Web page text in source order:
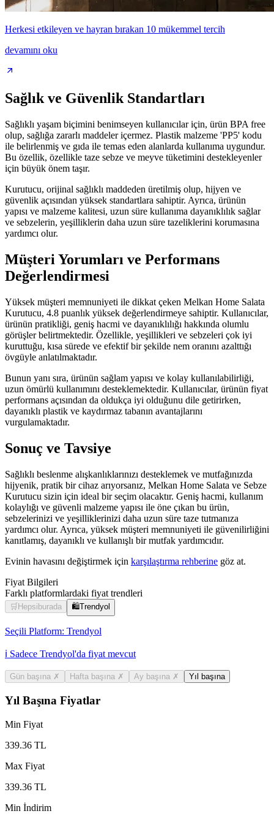
Herkesi etkileyen ve hayran bırakan 10 mükemmel tercih
devamını oku
Sağlık ve Güvenlik Standartları
Sağlıklı yaşam biçimini benimseyen kullanıcılar için, ürün BPA free
olup, sağlığa zararlı maddeler içermez. Plastik malzeme 'PP5' kodu
ile belirlenmiş ve gıda ile temas eden alanlarda kullanıma uygundur.
Bu özellik, özellikle taze sebze ve meyve tüketimini destekleyenler
için büyük önem taşır.
Kurutucu, orijinal sağlıklı maddeden üretilmiş olup, hijyen ve
güvenlik açısından yüksek standartlara sahiptir. Ayrıca, ürünün
yapısı ve malzeme kalitesi, uzun süre kullanıma dayanıklılık sağlar
ve sebzelerin, yeşilliklerin daha uzun süre tazeliklerini korumasına
yardımcı olur.
Müşteri Yorumları ve Performans
Değerlendirmesi
Yüksek müşteri memnuniyeti ile dikkat çeken Melkan Home Salata
Kurutucu, 4.8 puanlık yüksek değerlendirmeye sahiptir. Kullanıcılar,
ürünün pratikliği, geniş hacmi ve dayanıklılığı hakkında olumlu
görüşler belirtmektedir. Özellikle, yeşillikleri ve sebzeleri çok iyi
kuruttuğu, kısa sürede ve efektif bir şekilde nem oranını azalttığı
övgüyle anlatılmaktadır.
Bunun yanı sıra, ürünün sağlam yapısı ve kolay kullanılabilirliği,
uzun ömürlü kullanımını desteklemektedir. Kullanıcılar, ürünün fiyat
performans açısından da oldukça iyi olduğunu dile getirirken,
dayanıklı plastik ve kaydırmaz tabanın avantajlarını
vurgulamaktadır.
Sonuç ve Tavsiye
Sağlıklı beslenme alışkanlıklarınızı desteklemek ve mutfağınızda
hijyenik, pratik bir cihaz arıyorsanız, Melkan Home Salata ve Sebze
Kurutucu sizin için ideal bir seçim olacaktır. Geniş hacmi, kullanım
kolaylığı ve güvenli malzeme yapısı ile öne çıkan bu ürün,
sebzelerinizi ve yeşilliklerinizi daha uzun süre taze tutmanıza
yardımcı olur. Ayrıca, yüksek müşteri memnuniyeti ile güvenilirliğini
kanıtlamış, dayanıklı ve kullanışlı bir mutfak yardımcıdır.
Evinin havasını değiştirmek için karşılaştırma rehberine göz at.
Fiyat Bilgileri
Farklı platformlardaki fiyat trendleri
🛒Hepsiburada 🛍️Trendyol
Seçili Platform: Trendyol
ℹ️ Sadece Trendyol'da fiyat mevcut
Gün başına ✗ Hafta başına ✗ Ay başına ✗ Yıl başına
Yıl Başına Fiyatlar
Min Fiyat
339.36 TL
Max Fiyat
339.36 TL
Min İndirim